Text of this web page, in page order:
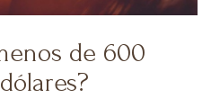
de 600